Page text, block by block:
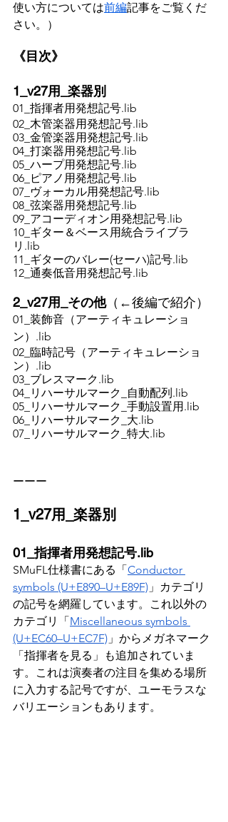
使い方については前編記事をご覧くだ
さい。）
《目次》
1_v27用_楽器別
01_指揮者用発想記号.lib
02_木管楽器用発想記号.lib
03_金管楽器用発想記号.lib
04_打楽器用発想記号.lib
05_ハープ用発想記号.lib
06_ピアノ用発想記号.lib
07_ヴォーカル用発想記号.lib
08_弦楽器用発想記号.lib
09_アコーディオン用発想記号.lib
10_ギター＆ベース用統合ライブラ
リ.lib
11_ギターのバレー(セーハ)記号.lib
12_通奏低音用発想記号.lib
2_v27用_その他（←後編で紹介）
01_装飾音（アーティキュレーショ
ン）.lib
02_臨時記号（アーティキュレーショ
ン）.lib
03_ブレスマーク.lib
04_リハーサルマーク_自動配列.lib
05_リハーサルマーク_手動設置用.lib
06_リハーサルマーク_大.lib
07_リハーサルマーク_特大.lib
ーーー
1_v27用_楽器別
01_指揮者用発想記号.lib
SMuFL仕様書にある「Conductor
symbols (U+E890–U+E89F) 」カテゴリ
の記号を網羅しています。これ以外の
カテゴリ「Miscellaneous symbols
(U+EC60–U+EC7F) 」からメガネマーク
「指揮者を見る」も追加されていま
す。これは演奏者の注目を集める場所
に入力する記号ですが、ユーモラスな
バリエーションもあります。